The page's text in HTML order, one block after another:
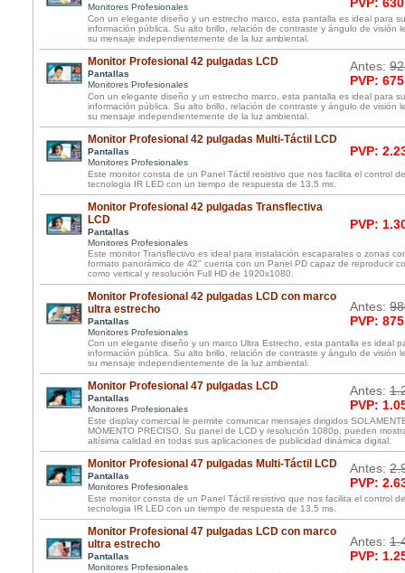
Monitores Profesionales
Con un elegante diseño y un estrecho marco, esta pantalla es ideal para
información pública. Su alto brillo, relación de contraste y ángulo de visión
su mensaje independientemente de la luz ambiental.
Monitor Profesional 42 pulgadas LCD
Pantallas
Monitores Profesionales
Antes:
PVP:
Con un elegante diseño y un estrecho marco, esta pantalla es ideal para
información pública. Su alto brillo, relación de contraste y ángulo de visión
su mensaje independientemente de la luz ambiental.
Monitor Profesional 42 pulgadas Multi-Táctil LCD
Pantallas
Monitores Profesionales
PVP:
Este monitor consta de un Panel Táctil resistivo que nos facilita el control
tecnologia IR LED con un tiempo de respuesta de 13.5 ms.
Monitor Profesional 42 pulgadas Transflectiva
LCD
Pantallas
Monitores Profesionales
PVP:
Este monitor Transflectivo es ideal para instalación escaparates o zonas
formato panorámico de 42" cuenta con un Panel PD capaz de reproducir
como vertical y resolución Full HD de 1920x1080.
Monitor Profesional 42 pulgadas LCD con marco
ultra estrecho
Pantallas
Monitores Profesionales
Antes:
PVP:
Con un elegante diseño y un marco Ultra Estrecho, esta pantalla es ideal
información pública. Su alto brillo, relación de contraste y ángulo de visión
su mensaje independientemente de la luz ambiental.
Monitor Profesional 47 pulgadas LCD
Pantallas
Monitores Profesionales
Antes:
PVP:
Este display comercial le permite comunicar mensajes dirigidos
MOMENTO PRECISO. Su panel de LCD y resolución 1080p, pueden
altísima calidad en todas sus aplicaciones de publicidad dinámica digital.
Monitor Profesional 47 pulgadas Multi-Táctil LCD
Pantallas
Monitores Profesionales
Antes:
PVP:
Este monitor consta de un Panel Táctil resistivo que nos facilita el control
tecnologia IR LED con un tiempo de respuesta de 13.5 ms.
Monitor Profesional 47 pulgadas LCD con marco
ultra estrecho
Pantallas
Monitores Profesionales
Antes:
PVP: